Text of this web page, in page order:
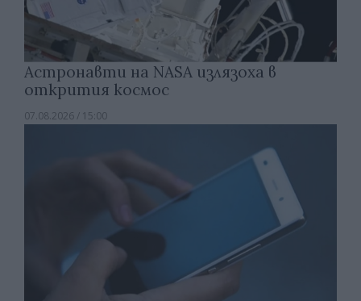
Астронавти на NASA излязоха в
открития космос
07.08.2026 / 15:00